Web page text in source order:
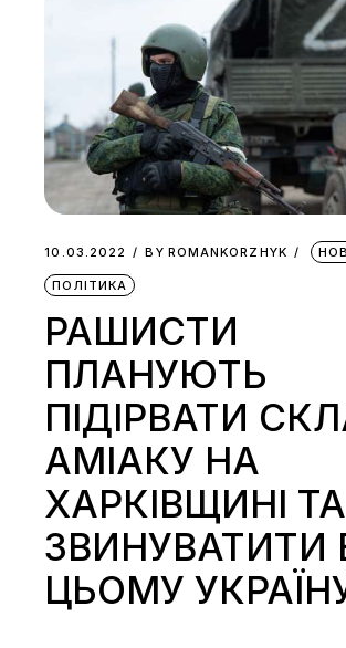
10.03.2022 BY ROMANKORZHYK
ПОЛІТИКА
РАШИСТИ
ПЛАНУЮТЬ
ПІДІРВАТИ
АМІАКУ НА
ХАРКІВЩИНІ ТА
ЗВИНУВАТИТИ
ЦЬОМУ